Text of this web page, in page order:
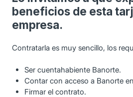
beneficios de esta
empresa.
Contratarla es muy sencillo, los
Ser cuentahabiente Banorte.
Contar con acceso a Banorte
Firmar el contrato.